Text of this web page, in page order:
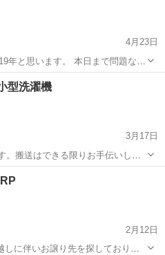
4月23日
。 本日まで問題なく
擦り傷がございますが、 洗濯機能
せん。 4月末までに引き取れる方で お願いいた...
生活家電
型洗濯機
3月17日
搬送はできる限りお手伝いしま
ワイト)です 54奥行き x 50幅 x 94
、機能も全く問題ないです...
2月12日
に伴いお譲り先を探しておりま